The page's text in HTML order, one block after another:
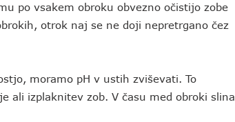
po vsakem obroku obvezno očistijo zobe
otrok naj se ne doji nepretrgano čez
moramo pH v ustih zviševati. To
ali izplaknitev zob. V času med obroki slina